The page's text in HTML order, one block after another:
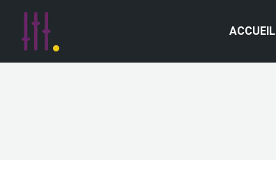
ACCUEIL